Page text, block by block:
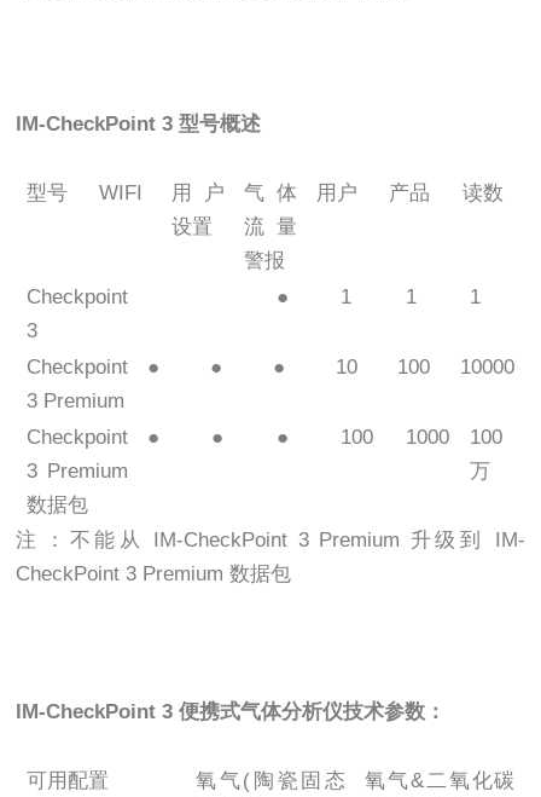
IM-CheckPoint 3 型号概述
型号 WIFI
用户
设置
气体
流量
警报
用户 产品 读数
Checkpoint
3
● 1 1 1
Checkpoint
3 Premium
● ● ● 10 100 10000
Checkpoint
3 Premium
数据包
● ● ● 100 1000
100
万
注：不能从 IM-CheckPoint 3 Premium 升级到 IM-
CheckPoint 3 Premium 数据包
IM-CheckPoint 3 便携式气体分析仪技术参数：
可用配置
氧气(陶瓷固态
氧气&二氧化碳